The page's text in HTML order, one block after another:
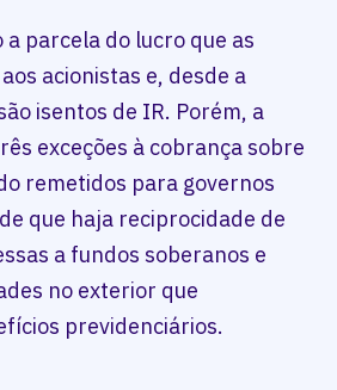
a parcela do lucro que as
acionistas e, desde a
isentos de IR. Porém, a
exceções à cobrança sobre
remetidos para governos
que haja reciprocidade de
a fundos soberanos e
no exterior que
previdenciários.